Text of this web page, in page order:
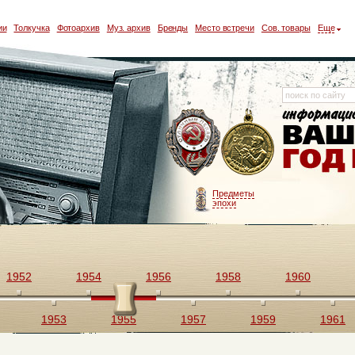
Толкучка Фотоархив Муз. архив Бренды Место встречи Сов. товары Еще
Предметы
эпохи
1952
1953
1954
1955
1956
1957
1958
1959
1960
1961